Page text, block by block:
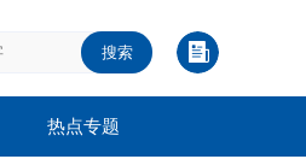
搜索
热点专题